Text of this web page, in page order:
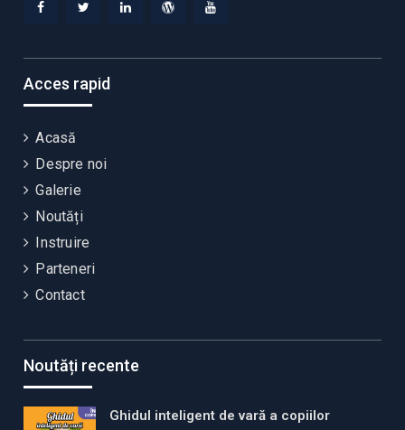
Acces rapid
Acasă
Despre noi
Galerie
Noutăți
Instruire
Parteneri
Contact
Noutăți recente
Ghidul inteligent de vară a copiilor